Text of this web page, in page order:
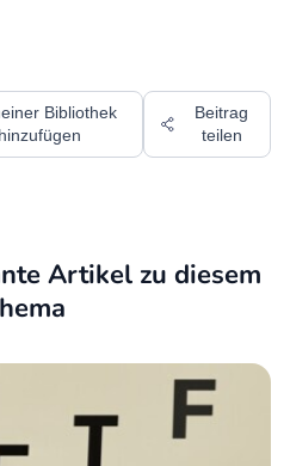
Bibliothek
hinzufügen
Beitrag
teilen
Artikel zu diesem